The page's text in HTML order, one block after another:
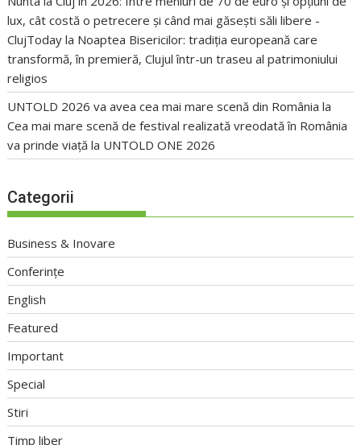
lux, cât costă o petrecere și când mai găsești săli libere -
ClujToday la Noaptea Bisericilor: tradiția europeană care
transformă, în premieră, Clujul într-un traseu al patrimoniului
religios
UNTOLD 2026 va avea cea mai mare scenă din România la
Cea mai mare scenă de festival realizată vreodată în România
va prinde viață la UNTOLD ONE 2026
Categorii
Business & Inovare
Conferințe
English
Featured
Important
Special
Stiri
Timp liber